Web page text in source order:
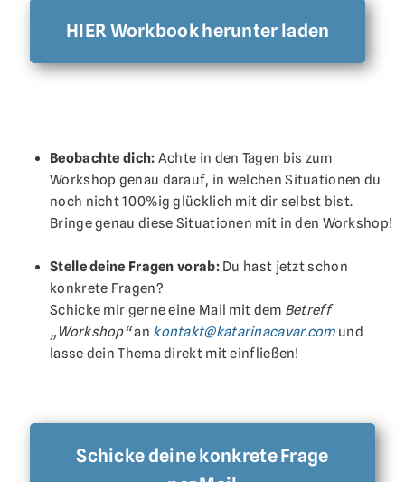
HIER Workbook herunter laden
Beobachte dich: Achte in den Tagen bis zum
Workshop genau darauf, in welchen Situationen du
noch nicht 100%ig glücklich mit dir selbst bist.
Bringe genau diese Situationen mit in den Workshop!
Stelle deine Fragen vorab:Du hast jetzt schon
konkrete Fragen?
Schicke mir gerne eine Mail mit dem Betreff
„Workshop“an kontakt@katarinacavar.comund
lasse dein Thema direkt mit einfließen!
Schicke deine konkrete Frage